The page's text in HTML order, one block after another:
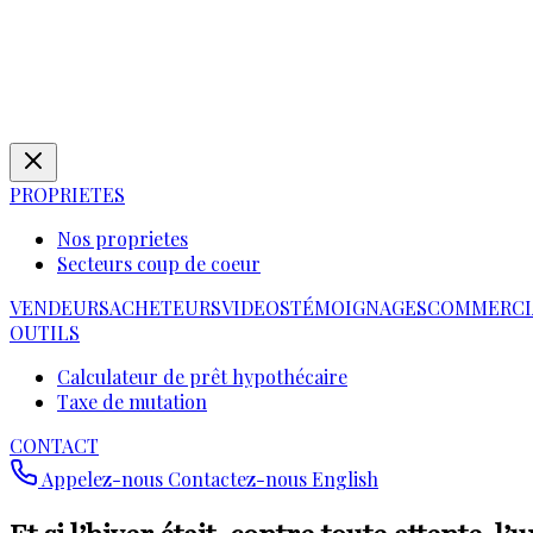
PROPRIETES
Nos proprietes
Secteurs coup de coeur
VENDEURSACHETEURSVIDEOSTÉMOIGNAGES
OUTILS
Calculateur de prêt hypothécaire
Taxe de mutation
CONTACT
Appelez-nous Contactez-nousEnglish